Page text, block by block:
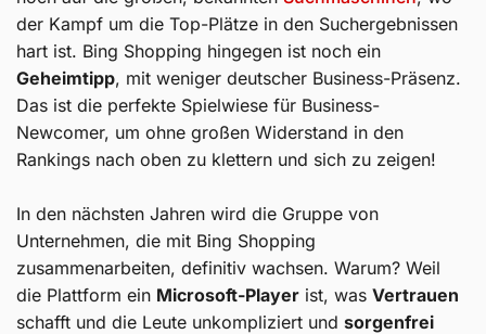
der Kampf um die Top-Plätze in den Suchergebnissen
hart ist. Bing Shopping hingegen ist noch ein
Geheimtipp, mit weniger deutscher Business-Präsenz.
Das ist die perfekte Spielwiese für Business-
Newcomer, um ohne großen Widerstand in den
Rankings nach oben zu klettern und sich zu zeigen!
In den nächsten Jahren wird die Gruppe von
Unternehmen, die mit Bing Shopping
zusammenarbeiten, definitiv wachsen. Warum? Weil
die Plattform ein Microsoft-Player ist, was Vertrauen
schafft und die Leute unkompliziert und sorgenfrei